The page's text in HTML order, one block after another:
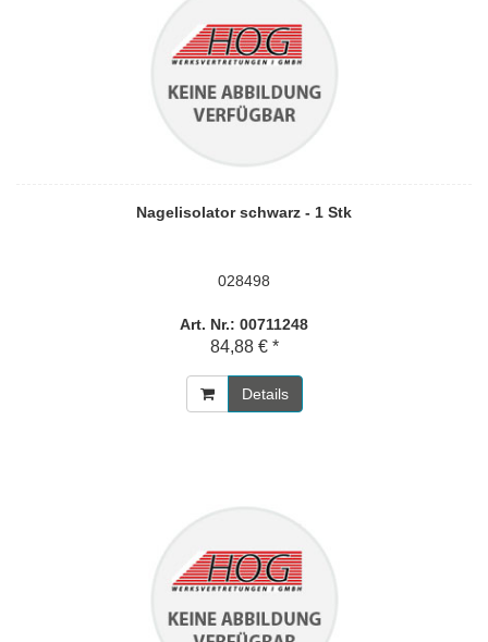
Nagelisolator schwarz - 1 Stk
028498
Art. Nr.: 00711248
84,88 € *
Details